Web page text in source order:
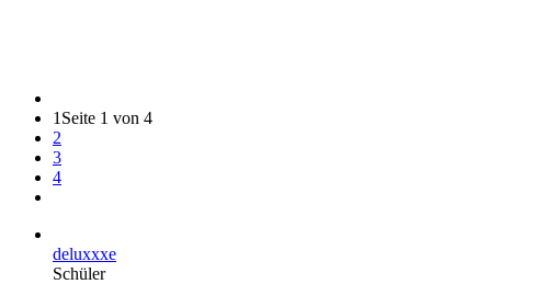
1 Seite 1 von 4
2
3
4
deluxxxe
Schüler